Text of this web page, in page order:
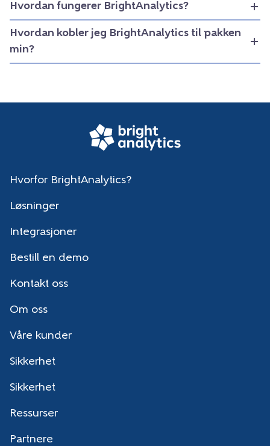
Hvordan fungerer BrightAnalytics?
Hvordan kobler jeg BrightAnalytics til pakken
min?
Hvorfor BrightAnalytics?
Løsninger
Integrasjoner
Bestill en demo
Kontakt oss
Om oss
Våre kunder
Sikkerhet
Sikkerhet
Ressurser
Partnere